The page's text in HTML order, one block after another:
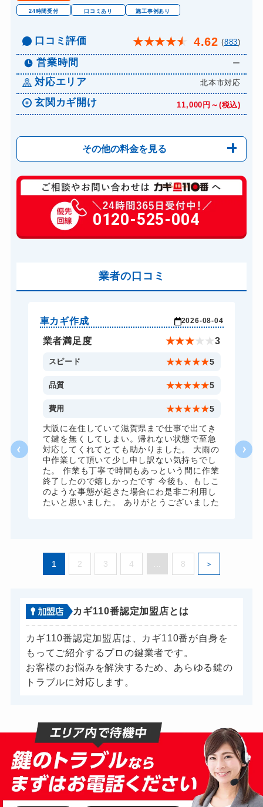
24時間受付 口コミあり 施工事例あり
口コミ評価 ★★★★★ 4.62 (883)
営業時間 ー
対応エリア 北本市対応
玄関カギ開け 11,000円～(税込)
その他の料金を見る
玄関カギ修理 6,600円～(税込)
玄関カギ作成 14,300円～(税込)
玄関カギ交換 14,300円～(税込)
バイクカギ開け
スーツケースカギ開け 8,800円～(税込)
スーツケースカギ作成 8,800円～(税込)
金庫カギ開け 14,300円～(税込)
金庫カギ修理 11,000円～(税込)
8,800円～(税込)
ドアノブカギ開け 10,780円～(税込)
ドアノブカギ作成 8,800円～(税込)
ドアノブカギ交換 11,000円～(税込)
0120-525-004
業者の口コミ
車カギ作成 2026-08-04
業者満足度 ★★★ ★ ★3
スピード ★★★★★5
品質 ★★★★★5
費用 ★★★★★5
大阪に在住していて滋賀県まで仕事で出てき
て鍵を無くしてしまい。帰れない状態で至急
対応してくれてとても助かりました。 大雨の
中作業して頂いて少し申し訳ない気持ちでし
た。 作業も丁寧で時間もあっという間に作業
終了したので嬉しかったです 今後も、もしこ
のような事態が起きた場合にわ是非ご利用し
たいと思いました。 ありがとうございました
1 2 3 4 8
カギ110番認定加盟店とは
カギ110番認定加盟店は、カギ110番が自身を
もってご紹介するプロの鍵業者です。
お客様のお悩みを解決するため、あらゆる鍵の
トラブルに対応します。